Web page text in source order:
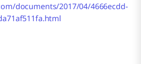
documents/2017/04/4666ecdd-